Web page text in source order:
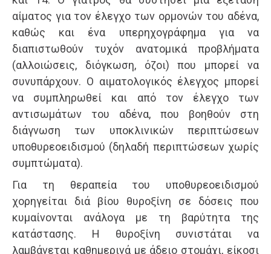
αίματος για τον έλεγχο των ορμονών του αδένα,
καθώς και ένα υπερηχογράφημα για να
διαπιστωθούν τυχόν ανατομικά προβλήματα
(αλλοιώσεις, διόγκωση, όζοι) που μπορεί να
συνυπάρχουν. Ο αιματολογικός έλεγχος μπορεί
να συμπληρωθεί και από τον έλεγχο των
αντισωμάτων του αδένα, που βοηθούν στη
διάγνωση των υποκλινικών περιπτώσεων
υποθυρεοειδισμού (δηλαδή περιπτώσεων χωρίς
συμπτώματα).
Για τη θεραπεία του υποθυρεοειδισμού
χορηγείται διά βίου θυροξίνη σε δόσεις που
κυμαίνονται ανάλογα με τη βαρύτητα της
κατάστασης. Η θυροξίνη συνιστάται να
λαμβάνεται καθημερινά με άδειο στομάχι, είκοσι